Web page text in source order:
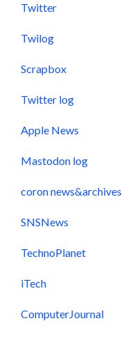
Twitter
Twilog
Scrapbox
Twitter log
Apple News
Mastodon log
coron news&archives
SNSNews
TechnoPlanet
iTech
ComputerJournal